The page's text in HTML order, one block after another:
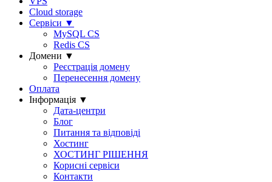
Cloud storage
Сервіси ▼
MySQL CS
Redis CS
Домени ▼
Реєстрація домену
Перенесення домену
Оплата
Інформація ▼
Дата-центри
Блог
Питання та відповіді
Хостинг
ХОСТИНГ РІШЕННЯ
Корисні сервіси
Контакти